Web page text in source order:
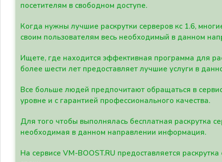
посетителям в свободном доступе.
Когда нужны лучшие раскрутки серверов кс 1.6,
своим пользователям весь необходимый в данном
Ищете, где находится эффективная программа для
более шести лет предоставляет лучшие услуги в
Все больше людей предпочитают обращаться в
уровне и с гарантией профессионального качества.
Для того чтобы выполнялась бесплатная раскрутка
необходимая в данном направлении информация.
На сервисе VM-BOOST.RU предоставляется